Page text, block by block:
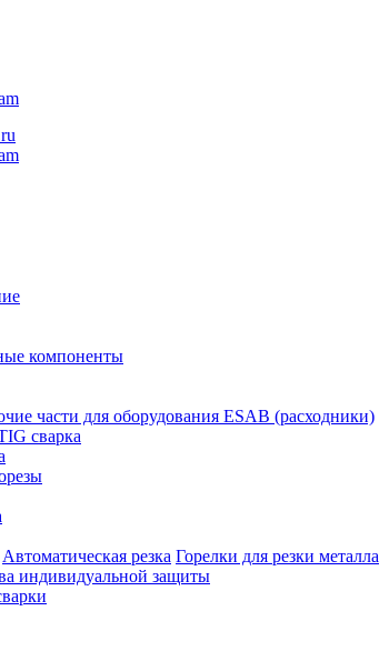
компоненты
части для оборудования ESAB (расходники)
сварка
Автоматическая резка Горелки для резки металла
индивидуальной защиты